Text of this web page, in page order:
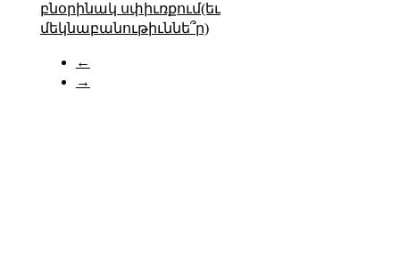
բնօրինակ սփիւռքում(եւ
մեկնաբանութիւննե՞ր)
←
→